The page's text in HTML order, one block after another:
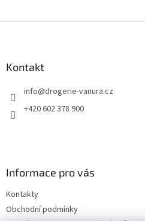
Kontakt
info@drogerie-vanura.cz
+420 602 378 900
Informace pro vás
Kontakty
Obchodní podmínky